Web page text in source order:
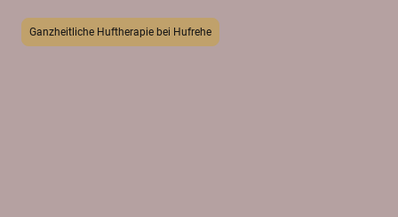
Ganzheitliche Huftherapie bei Hufrehe